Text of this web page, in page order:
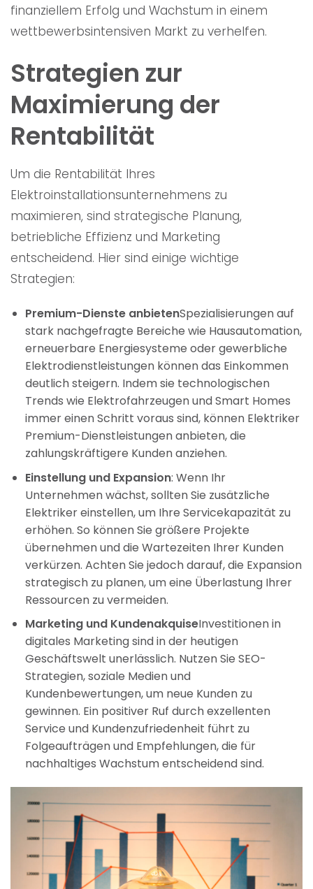
finanziellem Erfolg und Wachstum in einem
wettbewerbsintensiven Markt zu verhelfen.
Strategien zur
Maximierung der
Rentabilität
Um die Rentabilität Ihres
Elektroinstallationsunternehmens zu
maximieren, sind strategische Planung,
betriebliche Effizienz und Marketing
entscheidend. Hier sind einige wichtige
Strategien:
Premium-Dienste anbietenSpezialisierungen auf
stark nachgefragte Bereiche wie Hausautomation,
erneuerbare Energiesysteme oder gewerbliche
Elektrodienstleistungen können das Einkommen
deutlich steigern. Indem sie technologischen
Trends wie Elektrofahrzeugen und Smart Homes
immer einen Schritt voraus sind, können Elektriker
Premium-Dienstleistungen anbieten, die
zahlungskräftigere Kunden anziehen.
Einstellung und Expansion: Wenn Ihr
Unternehmen wächst, sollten Sie zusätzliche
Elektriker einstellen, um Ihre Servicekapazität zu
erhöhen. So können Sie größere Projekte
übernehmen und die Wartezeiten Ihrer Kunden
verkürzen. Achten Sie jedoch darauf, die Expansion
strategisch zu planen, um eine Überlastung Ihrer
Ressourcen zu vermeiden.
Marketing und KundenakquiseInvestitionen in
digitales Marketing sind in der heutigen
Geschäftswelt unerlässlich. Nutzen Sie SEO-
Strategien, soziale Medien und
Kundenbewertungen, um neue Kunden zu
gewinnen. Ein positiver Ruf durch exzellenten
Service und Kundenzufriedenheit führt zu
Folgeaufträgen und Empfehlungen, die für
nachhaltiges Wachstum entscheidend sind.